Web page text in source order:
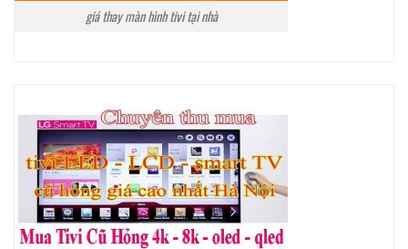
giá thay màn hình tivi tại nhà